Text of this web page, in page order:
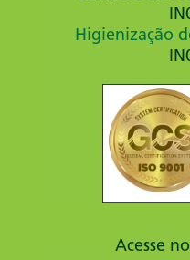
Higienização
Acesse